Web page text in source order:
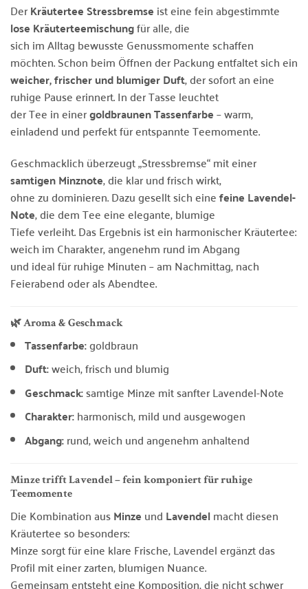
DerKräutertee Stressbremse ist eine fein abgestimmte
lose Kräuterteemischungfür alle, die
sich im Alltag bewusste Genussmomente schaffen
möchten. Schon beim Öffnen der Packung entfaltet sich ein
weicher, frischer und blumiger Duft, der sofort an eine
ruhige Pause erinnert. In der Tasse leuchtet
der Tee in einergoldbraunen Tassenfarbe– warm,
einladend und perfekt für entspannte Teemomente.
Geschmacklich überzeugt „Stressbremse“ mit einer
samtigen Minznote, die klar und frisch wirkt,
ohne zu dominieren. Dazu gesellt sich einefeine Lavendel-
Note, die dem Tee eine elegante, blumige
Tiefe verleiht. Das Ergebnis ist ein harmonischer Kräutertee:
weich im Charakter, angenehm rund im Abgang
und ideal für ruhige Minuten – am Nachmittag, nach
Feierabend oder als Abendtee.
🌿 Aroma & Geschmack
Tassenfarbe:goldbraun
Duft:weich, frisch und blumig
Geschmack:samtige Minze mit sanfter Lavendel-Note
Charakter:harmonisch, mild und ausgewogen
Abgang:rund, weich und angenehm anhaltend
Minze trifft Lavendel – fein komponiert für ruhige
Teemomente
Die Kombination ausMinze und Lavendelmacht diesen
Kräutertee so besonders:
Minze sorgt für eine klare Frische, Lavendel ergänzt das
Profil mit einer zarten, blumigen Nuance.
Gemeinsam entsteht eine Komposition, die nicht schwer